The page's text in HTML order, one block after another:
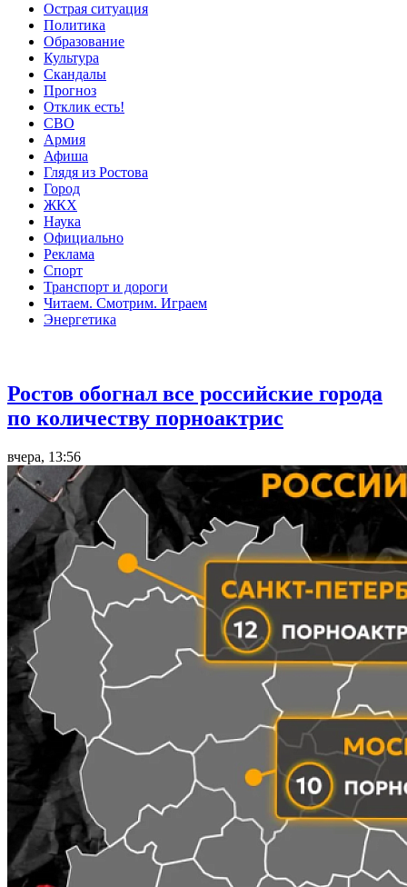
Острая ситуация
Политика
Образование
Культура
Скандалы
Прогноз
Отклик есть!
СВО
Армия
Афиша
Глядя из Ростова
Город
ЖКХ
Наука
Официально
Реклама
Спорт
Транспорт и дороги
Читаем. Смотрим. Играем
Энергетика
Ростов обогнал все российские города
по количеству порноактрис
вчера, 13:56